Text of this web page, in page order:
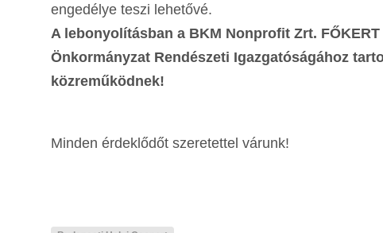
engedélye teszi lehetővé.
A lebonyolításban a BKM Nonprofit Zrt.
Önkormányzat Rendészeti Igazgatóságához
közreműködnek!
Minden érdeklődőt szeretettel várunk!